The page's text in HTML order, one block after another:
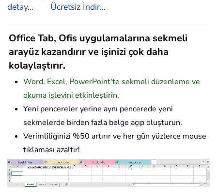
detay...
Ücretsiz İndir...
Office Tab, Ofis uygulamalarına sekmeli
arayüz kazandırır ve işinizi çok daha
kolaylaştırır.
Word, Excel, PowerPoint'te sekmeli düzenleme ve
okuma işlevini etkinleştirin.
Yeni pencereler yerine aynı pencerede yeni
sekmelerde birden fazla belge açıp oluşturun.
Verimliliğinizi %50 artırır ve her gün yüzlerce mouse
tıklaması azaltır!